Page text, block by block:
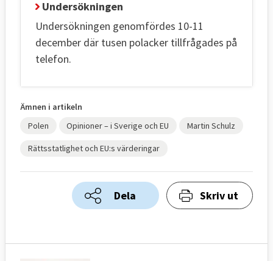
Undersökningen
Undersökningen genomfördes 10-11
december där tusen polacker tillfrågades på
telefon.
Ämnen i artikeln
Polen
Opinioner – i Sverige och EU Martin Schulz
Rättsstatlighet och EU:s värderingar
Dela Skriv ut